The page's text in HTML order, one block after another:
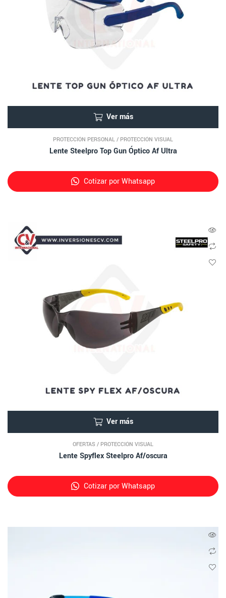
Ver más
PROTECCIÓN PERSONAL / PROTECCIÓN VISUAL
Lente Steelpro Top Gun Óptico Af Ultra
Cotizar por Whatsapp
Ver más
OFERTAS / PROTECCIÓN VISUAL
Lente Spyflex Steelpro Af/oscura
Cotizar por Whatsapp